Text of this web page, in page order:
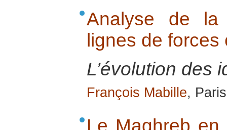
Analyse de
lignes de
L’évolution des
François Mabille,
Le Maghreb en